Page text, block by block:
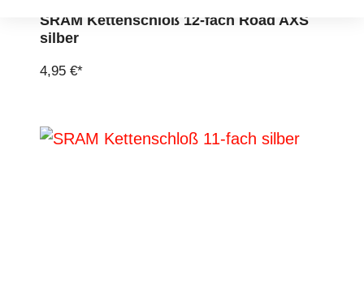
SRAM Kettenschloß 12-fach Road AXS
silber
4,95 €*